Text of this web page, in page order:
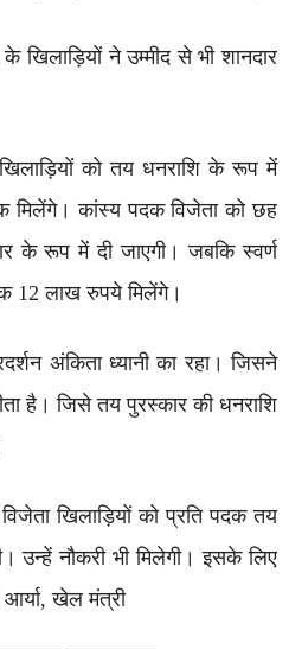
खिलाड़ियों ने उम्मीद से भी शानदार
को तय धनराशि के रूप में
कांस्य पदक विजेता को छह
के रूप में दी जाएगी। जबकि स्वर्ण
12 लाख रुपये मिलेंगे।
अंकिता ध्यानी का रहा। जिसने
है। जिसे तय पुरस्कार की धनराशि
खिलाड़ियों को प्रति पदक तय
उन्हें नौकरी भी मिलेगी। इसके लिए
खेल मंत्री